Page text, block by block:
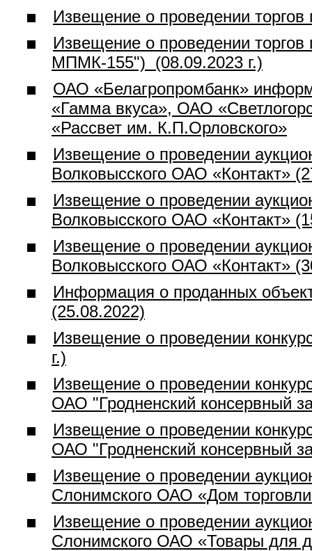
Извещение о проведении
Извещение о проведении
МПМК-155") (08.09.2023 г.)
ОАО «Белагропромбанк»
«Гамма вкуса», ОАО
«Рассвет им. К.П.Орловского»
Извещение о проведении
Волковысского ОАО «Контакт»
Извещение о проведении
Волковысского ОАО «Контакт»
Извещение о проведении
Волковысского ОАО «Контакт»
Информация о проданных
(25.08.2022)
Извещение о проведении
г.)
Извещение о проведении
ОАО "Гродненский консервный
Извещение о проведении
ОАО "Гродненский консервный
Извещение о проведении
Слонимского ОАО «Дом
Извещение о проведении
Слонимского ОАО «Товары для